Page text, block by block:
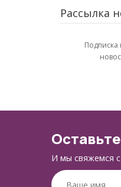
Рассылка
Подписка
И мы свяжемся